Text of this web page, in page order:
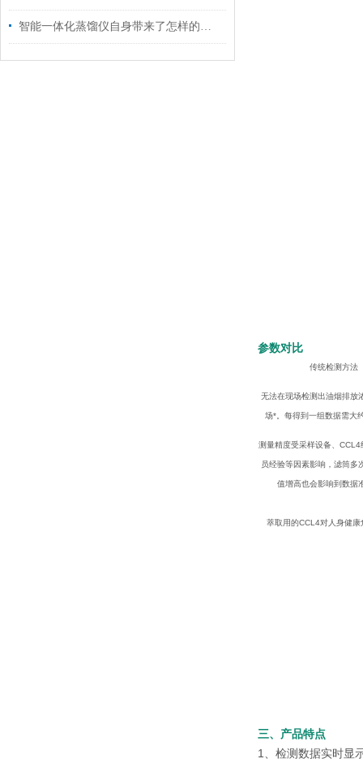
智能一体化蒸馏仪自身带来了怎样的技术特点呢？
参数对比
传统检测方法
无法在现场检测出油烟排放
场*。每得到一组数据需大
测量精度受采样设备、CCL4
员经验等因素影响，滤筒多
值增高也会影响到数据
萃取用的CCL4对人身健康
三、产品特点
1、检测数据实时显